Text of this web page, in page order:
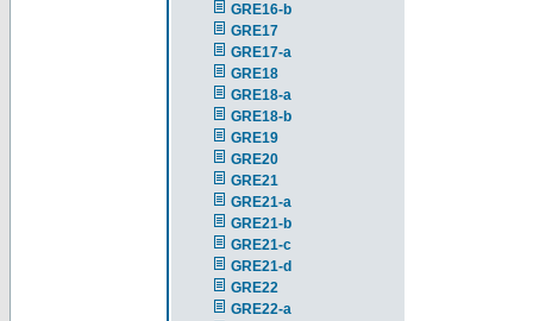
GRE16-b
GRE17
GRE17-a
GRE18
GRE18-a
GRE18-b
GRE19
GRE20
GRE21
GRE21-a
GRE21-b
GRE21-c
GRE21-d
GRE22
GRE22-a